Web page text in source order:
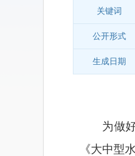
关键词
公开形式
生成日期
为做
《大中型